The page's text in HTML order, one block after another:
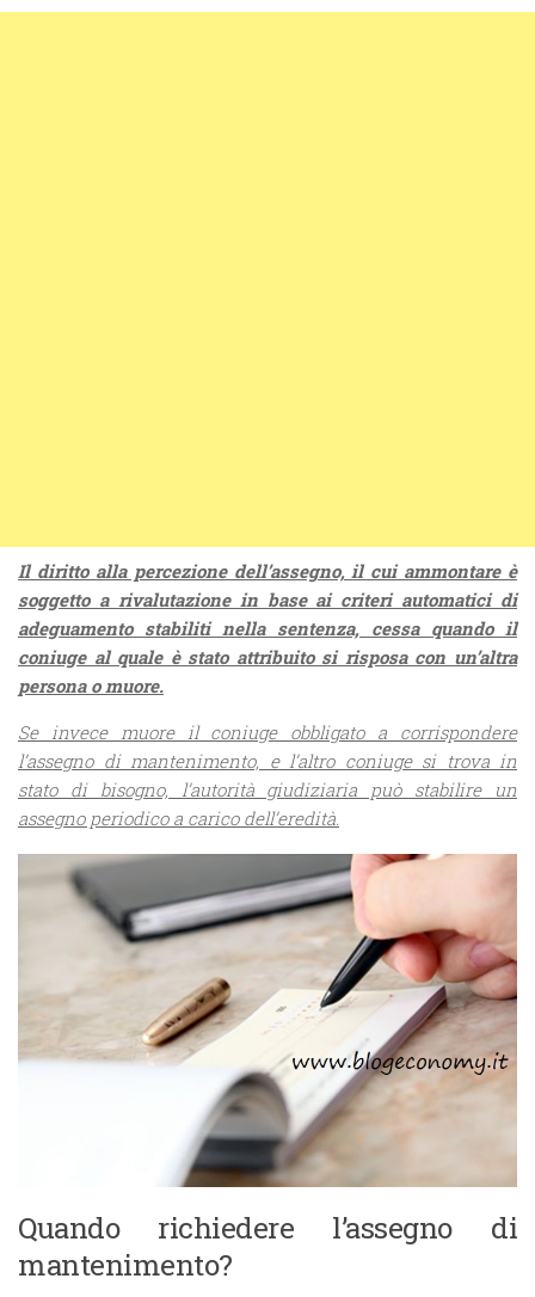
Il diritto alla percezione dell’assegno, il cui ammontare è
soggetto a rivalutazione in base ai criteri automatici di
adeguamento stabiliti nella sentenza, cessa quando il
coniuge al quale è stato attribuito si risposa con un’altra
persona o muore.
Se invece muore il coniuge obbligato a corrispondere
l’assegno di mantenimento, e l’altro coniuge si trova in
stato di bisogno, l’autorità giudiziaria può stabilire un
assegno periodico a carico dell’eredità.
Quando richiedere l’assegno di
mantenimento?